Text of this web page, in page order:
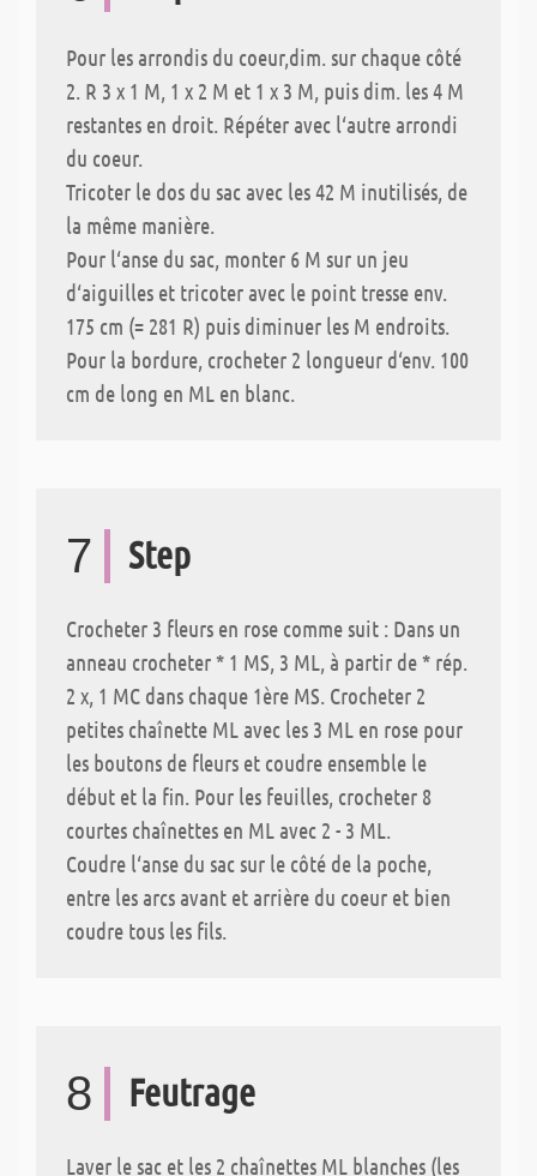
Pour les arrondis du coeur,dim. sur chaque côté
2. R 3 x 1 M, 1 x 2 M et 1 x 3 M, puis dim. les 4 M
restantes en droit. Répéter avec l‘autre arrondi
du coeur.
Tricoter le dos du sac avec les 42 M inutilisés, de
la même manière.
Pour l‘anse du sac, monter 6 M sur un jeu
d‘aiguilles et tricoter avec le point tresse env.
175 cm (= 281 R) puis diminuer les M endroits.
Pour la bordure, crocheter 2 longueur d‘env. 100
cm de long en ML en blanc.
7 Step
Crocheter 3 fleurs en rose comme suit : Dans un
anneau crocheter * 1 MS, 3 ML, à partir de * rép.
2 x, 1 MC dans chaque 1ère MS. Crocheter 2
petites chaînette ML avec les 3 ML en rose pour
les boutons de fleurs et coudre ensemble le
début et la fin. Pour les feuilles, crocheter 8
courtes chaînettes en ML avec 2 - 3 ML.
Coudre l‘anse du sac sur le côté de la poche,
entre les arcs avant et arrière du coeur et bien
coudre tous les fils.
8 Feutrage
Laver le sac et les 2 chaînettes ML blanches (les